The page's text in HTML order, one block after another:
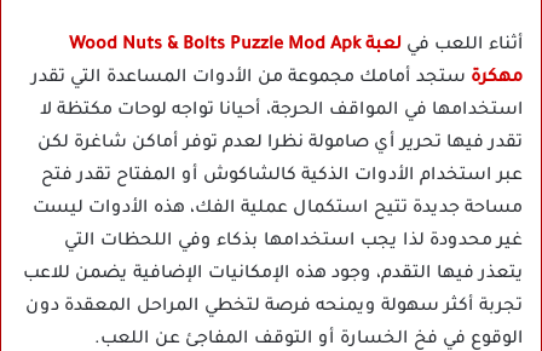
أثناء اللعب في
لعبة Wood Nuts & Bolts Puzzle Mod Apk
مهكرة ستجد أمامك مجموعة من الأدوات المساعدة التي تقدر
استخدامها في المواقف الحرجة، أحيانا تواجه لوحات مكتظة لا
تقدر فيها تحرير أي صامولة نظرا لعدم توفر أماكن شاغرة لكن
عبر استخدام الأدوات الذكية كالشاكوش أو المفتاح تقدر فتح
مساحة جديدة تتيح استكمال عملية الفك، هذه الأدوات ليست
غير محدودة لذا يجب استخدامها بذكاء وفي اللحظات التي
يتعذر فيها التقدم، وجود هذه الإمكانيات الإضافية يضمن للاعب
تجربة أكثر سهولة ويمنحه فرصة لتخطي المراحل المعقدة دون
الوقوع في فخ الخسارة أو التوقف المفاجئ عن اللعب.